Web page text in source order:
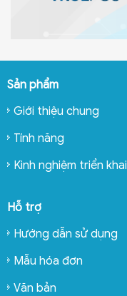
Sản phẩm
Giới thiệu chung
Tính năng
Kinh nghiệm triển khai
Hỗ trợ
Hướng dẫn sử dụng
Mẫu hóa đơn
Văn bản